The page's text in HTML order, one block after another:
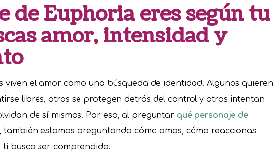
de Euphoria eres según tu
amor, intensidad y
viven el amor como una búsqueda de identidad. Algunos quieren
libres, otros se protegen detrás del control y otros intentan
de sí mismos. Por eso, al preguntar qué personaje de
, también estamos preguntando cómo amas, cómo reaccionas
busca ser comprendida.